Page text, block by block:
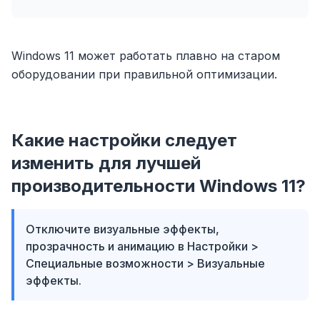
Windows 11 может работать плавно на старом
оборудовании при правильной оптимизации.
Какие настройки следует
изменить для лучшей
производительности Windows 11?
Отключите визуальные эффекты,
прозрачность и анимацию в Настройки >
Специальные возможности > Визуальные
эффекты.